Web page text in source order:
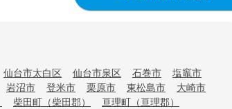
仙台市太白区 仙台市泉区 石巻市
塩竈市
岩沼市 登米市 栗原市 東松島市
大崎市
柴田町（柴田郡）
亘理町（亘理郡）